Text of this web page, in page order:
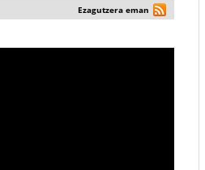
Ezagutzera eman